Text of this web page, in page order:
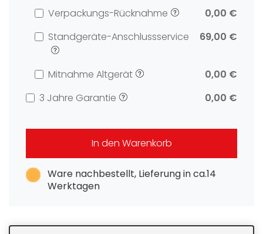
Ware nachbestellt, Lieferung in ca.14
Werktagen
Verpackungs-Rücknahme
0,00 €
Standgeräte-Anschlussservice
69,00 €
Mitnahme Altgerät
0,00 €
3 Jahre Garantie
0,00 €
In den Warenkorb